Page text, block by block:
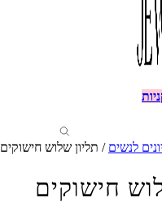
לנשים / תליון שלוש חישוקים
חישוקים